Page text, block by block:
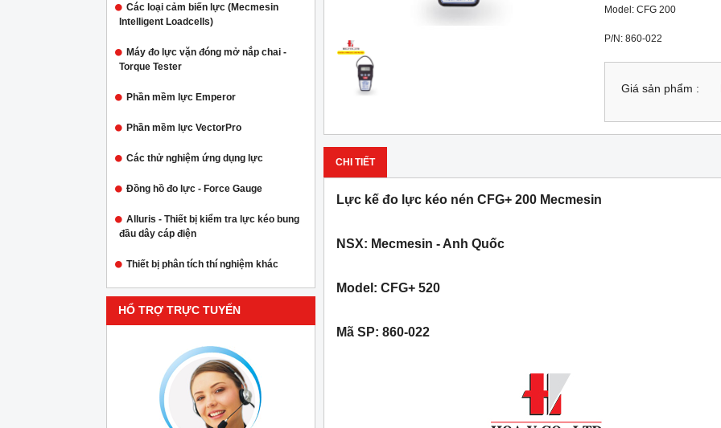
Các loại cảm biến lực (Mecmesin
Intelligent Loadcells)
Máy đo lực vặn đóng mở nắp chai -
Torque Tester
Phần mềm lực Emperor
Phần mềm lực VectorPro
Các thử nghiệm ứng dụng lực
Đồng hồ đo lực - Force Gauge
Alluris - Thiết bị kiểm tra lực kéo bung
đầu dây cáp điện
Thiết bị phân tích thí nghiệm khác
HỔ TRỢ TRỰC TUYẾN
Model: CFG 200
P/N: 860-022
Giá sản phẩm :
CHI TIẾT
Lực kế đo lực kéo nén CFG+ 200 Mecmesin
NSX: Mecmesin - Anh Quốc
Model: CFG+ 520
Mã SP: 860-022